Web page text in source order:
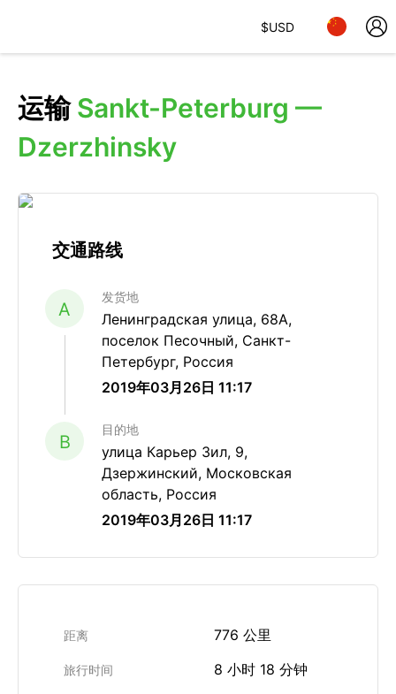
$USD
运输Sankt-Peterburg —
Dzerzhinsky
交通路线
A
发货地
Ленинградская улица, 68А,
поселок Песочный, Санкт-
Петербург, Россия
2019年03月26日 11:17
B
目的地
улица Карьер Зил, 9,
Дзержинский, Московская
область, Россия
2019年03月26日 11:17
距离 776 公里
旅行时间 8 小时 18 分钟